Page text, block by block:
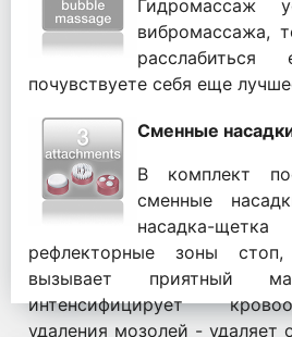
Гидромассаж
вибромассажа,
почувствуете себя еще
Сменные
В комплект
сменные
насадка-
рефлекторные зоны
вызывает приятный
интенсифицирует
удаления мозолей - удаляет